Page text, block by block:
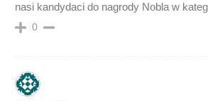
nasi kandydaci do nagrody Nobla w
0